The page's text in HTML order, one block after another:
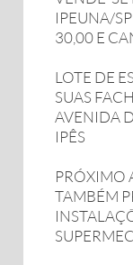
IPEUNA/
30,00 E
LOTE DE
SUAS
AVENIDA
IPÊS
PRÓXIMO
TAMBÉM